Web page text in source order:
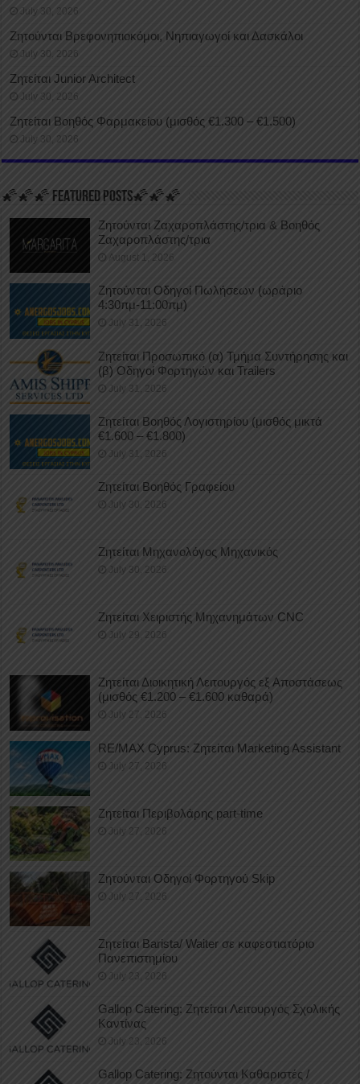
July 30, 2026
Ζητούνται Βρεφονηπιοκόμοι, Νηπιαγωγοί και Δασκάλοι
July 30, 2026
Ζητείται Junior Architect
July 30, 2026
Ζητείται Βοηθός Φαρμακείου (μισθός €1.300 – €1.500)
July 30, 2026
🌠🌠🌠 FEATURED POSTS🌠🌠🌠
Ζητούνται Ζαχαροπλάστης/τρια & Βοηθός
Ζαχαροπλάστης/τρια
August 1, 2026
Ζητούνται Οδηγοί Πωλήσεων (ωράριο
4:30πμ-11:00πμ)
July 31, 2026
Ζητείται Προσωπικό (α) Τμήμα Συντήρησης και
(β) Οδηγοί Φορτηγών και Trailers
July 31, 2026
Ζητείται Βοηθός Λογιστηρίου (μισθός μικτά
€1.600 – €1.800)
July 31, 2026
Ζητείται Βοηθός Γραφείου
July 30, 2026
Ζητείται Μηχανολόγος Μηχανικός
July 30, 2026
Ζητείται Χειριστής Μηχανημάτων CNC
July 29, 2026
Ζητείται Διοικητική Λειτουργός εξ Αποστάσεως
(μισθός €1.200 – €1.600 καθαρά)
July 27, 2026
RE/MAX Cyprus: Ζητείται Marketing Assistant
July 27, 2026
Ζητείται Περιβολάρης part-time
July 27, 2026
Ζητούνται Οδηγοί Φορτηγού Skip
July 27, 2026
Ζητείται Barista/ Waiter σε καφεστιατόριο
Πανεπιστημίου
July 23, 2026
Gallop Catering: Ζητείται Λειτουργός Σχολικής
Καντίνας
July 23, 2026
Gallop Catering: Ζητούνται Καθαριστές /